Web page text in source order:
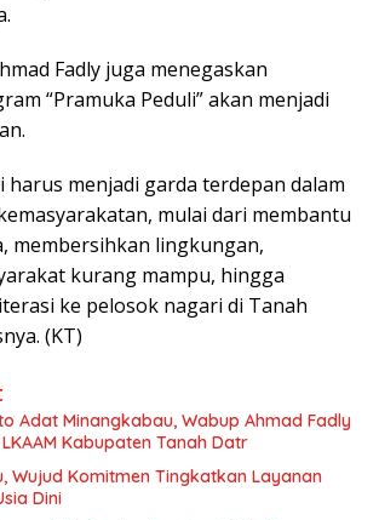
Fadly juga menegaskan
“Pramuka Peduli” akan menjadi
harus menjadi garda terdepan dalam
mulai dari membantu
membersihkan lingkungan,
kurang mampu, hingga
ke pelosok nagari di Tanah
(KT)
Adat Minangkabau, Wabup Ahmad Fadly
Kabupaten Tanah Datr
Wujud Komitmen Tingkatkan Layanan
Dini